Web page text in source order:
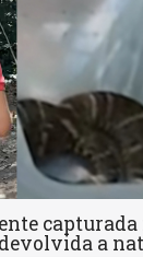
devolvida a